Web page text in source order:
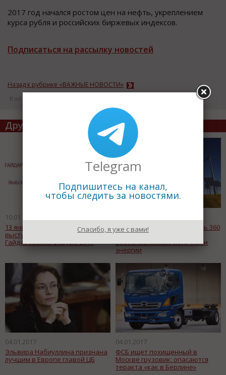
2017 год начался ростом цен на нефть, укреплением
курса рубля и российских биржевых индексов.
Подписаться на рассылку новостей
Назад к рубрике «ВАЖНЫЕ НОВОСТИ»
Кол-во просмотров: 15943
Другие статьи по теме
10.01.2017
13 января Денис Мантуров
выступит с докладом на
Гайдаровском форуме-2017
В Китае планируют вложить 360
млрд. долларов в
возобновляемые источники
энергии
04.01.2017
Эльвира Набиуллина признана
лучшим в Европе главой ЦБ
04.01.2017
ФСБ ищет похищенный в
Москве грузовик: опасаются
теракта «как в Берлине»
Telegram
Подпишитесь на канал,
чтобы следить за новостями.
Спасибо, я уже с вами!